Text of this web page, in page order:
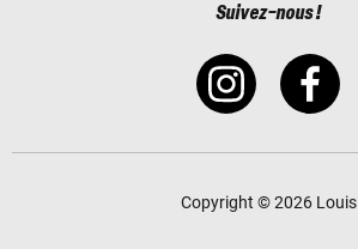
Suivez-nous !
Copyright © 2026 Louis